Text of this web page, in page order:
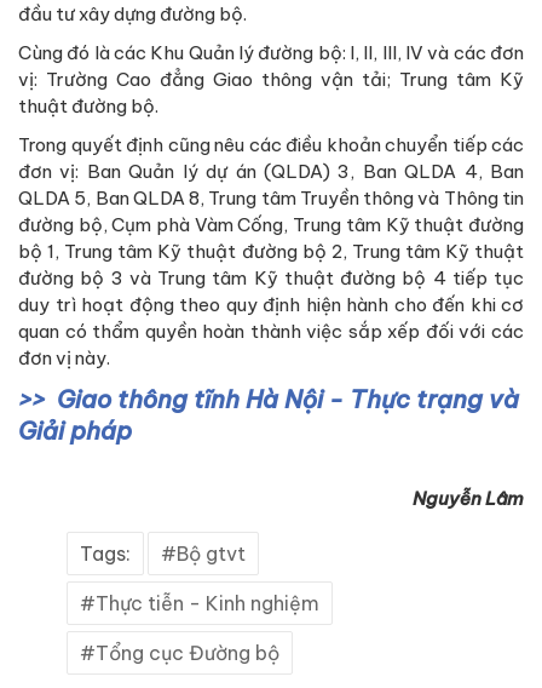
đầu tư xây dựng đường bộ.
Cùng đó là các Khu Quản lý đường bộ: I, II, III, IV và các đơn
vị: Trường Cao đẳng Giao thông vận tải; Trung tâm Kỹ
thuật đường bộ.
Trong quyết định cũng nêu các điều khoản chuyển tiếp các
đơn vị: Ban Quản lý dự án (QLDA) 3, Ban QLDA 4, Ban
QLDA 5, Ban QLDA 8, Trung tâm Truyền thông và Thông tin
đường bộ, Cụm phà Vàm Cống, Trung tâm Kỹ thuật đường
bộ 1, Trung tâm Kỹ thuật đường bộ 2, Trung tâm Kỹ thuật
đường bộ 3 và Trung tâm Kỹ thuật đường bộ 4 tiếp tục
duy trì hoạt động theo quy định hiện hành cho đến khi cơ
quan có thẩm quyền hoàn thành việc sắp xếp đối với các
đơn vị này.
Giao thông tĩnh Hà Nội - Thực trạng và
Giải pháp
Nguyễn Lâm
Tags: Bộ gtvt
Thực tiễn - Kinh nghiệm
Tổng cục Đường bộ